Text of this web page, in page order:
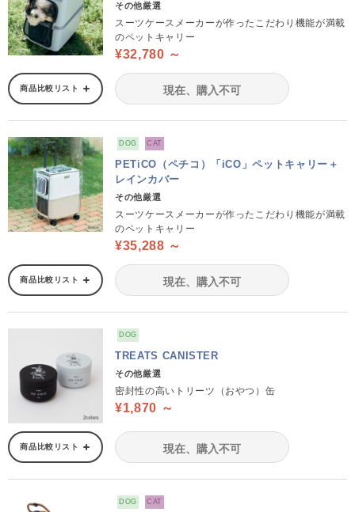
その他厳選
スーツケースメーカーが作ったこだわり機能が満載
のペットキャリー
¥32,780 ～
商品比較リスト 現在、購入不可
DOG CAT
PETiCO（ペチコ）「iCO」ペットキャリー＋
レインカバー
その他厳選
スーツケースメーカーが作ったこだわり機能が満載
のペットキャリー
¥35,288 ～
商品比較リスト 現在、購入不可
DOG
TREATS CANISTER
その他厳選
密封性の高いトリーツ（おやつ）缶
¥1,870 ～
商品比較リスト 現在、購入不可
DOG CAT